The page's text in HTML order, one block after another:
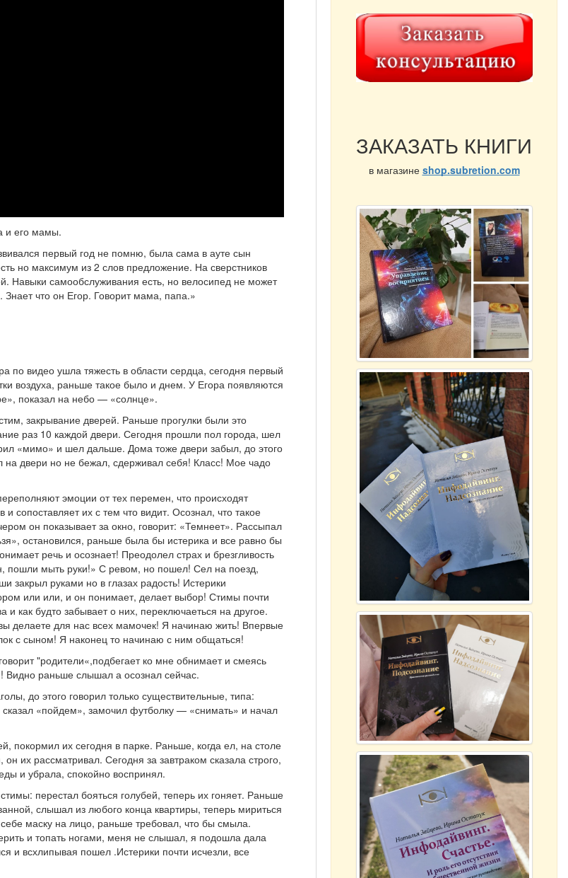
и его мамы.
первый год не помню, была сама в ауте сын
но максимум из 2 слов предложение. На сверстников
Навыки самообслуживания есть, но велосипед не может
Знает что он Егор. Говорит мама, папа.»
по видео ушла тяжесть в области сердца, сегодня первый
воздуха, раньше такое было и днем. У Егора появляются
показал на небо — «солнце».
закрывание дверей. Раньше прогулки были это
раз 10 каждой двери. Сегодня прошли пол города, шел
«мимо» и шел дальше. Дома тоже двери забыл, до этого
на двери но не бежал, сдерживал себя! Класс! Мое чадо
эмоции от тех перемен, что происходят
сопоставляет их с тем что видит. Осознал, что такое
он показывает за окно, говорит: «Темнеет». Рассыпал
остановился, раньше была бы истерика и все равно бы
речь и осознает! Преодолел страх и брезгливость
пошли мыть руки!» С ревом, но пошел! Сел на поезд,
закрыл руками но в глазах радость! Истерики
или или, и он понимает, делает выбор! Стимы почти
и как будто забывает о них, переключаеться на другое.
делаете для нас всех мамочек! Я начинаю жить! Впервые
с сыном! Я наконец то начинаю с ним общаться!
"родители«,подбегает ко мне обнимает и смеясь
Видно раньше слышал а осознал сейчас.
до этого говорил только существительные, типа:
«пойдем», замочил футболку — «снимать» и начал
покормил их сегодня в парке. Раньше, когда ел, на столе
их рассматривал. Сегодня за завтраком сказала строго,
и убрала, спокойно воспринял.
перестал бояться голубей, теперь их гоняет. Раньше
слышал из любого конца квартиры, теперь мириться
маску на лицо, раньше требовал, что бы смыла.
и топать ногами, меня не слышал, я подошла дала
и всхлипывая пошел .Истерики почти исчезли, все
ЗАКАЗАТЬ КНИГИ
в магазине shop.subretion.com